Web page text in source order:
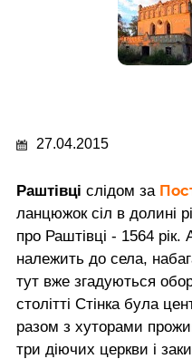
27.04.2015
Раштівці слідом за
ланцюжок сіл в долині
про Раштівці - 1564 рік.
належить до села,
тут вже згадуються
столітті Стінка була
разом з хуторами
три діючих церкви і